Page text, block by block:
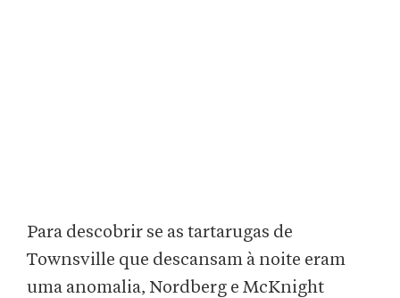
Para descobrir se as tartarugas de
Townsville que descansam à noite eram
uma anomalia, Nordberg e McKnight